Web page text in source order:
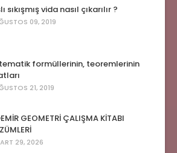
sıkışmış vida nasıl çıkarılır ?
09, 2019
formüllerinin, teoremlerinin
21, 2019
GEOMETRİ ÇALIŞMA KİTABI
29, 2026